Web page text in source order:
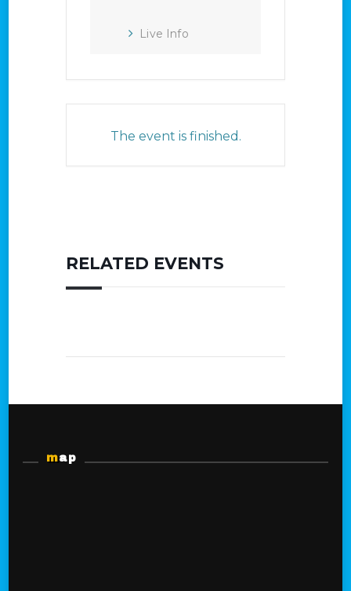
Live Info
The event is finished.
RELATED EVENTS
map